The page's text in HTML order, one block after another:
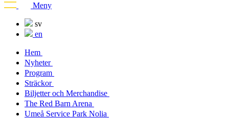
Meny
sv
en
Hem
Nyheter
Program
Sträckor
Biljetter och Merchandise
The Red Barn Arena
Umeå Service Park Nolia